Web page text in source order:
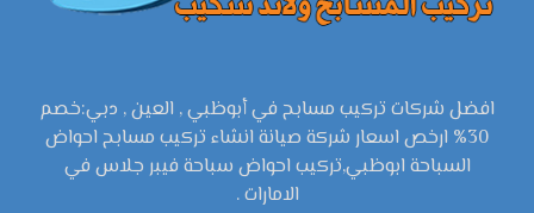
افضل شركات تركيب مسابح في أبوظبي , العين , دبي:خصم
30% ارخص اسعار شركة صيانة انشاء تركيب مسابح احواض
السباحة ابوظبي,تركيب احواض سباحة فيبر جلاس في
الامارات .